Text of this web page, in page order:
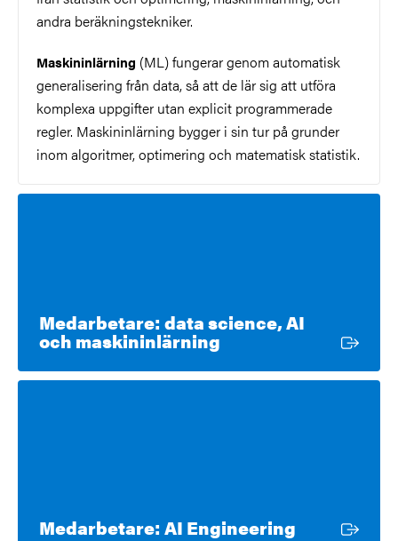
andra beräkningstekniker.
Maskininlärning (ML) fungerar genom automatisk
generalisering från data, så att de lär sig att utföra
komplexa uppgifter utan explicit programmerade
regler. Maskininlärning bygger i sin tur på grunder
inom algoritmer, optimering och matematisk statistik.
Medarbetare: data science, AI
och maskininlärning Extern länk
Medarbetare: AI Engineering Extern länk